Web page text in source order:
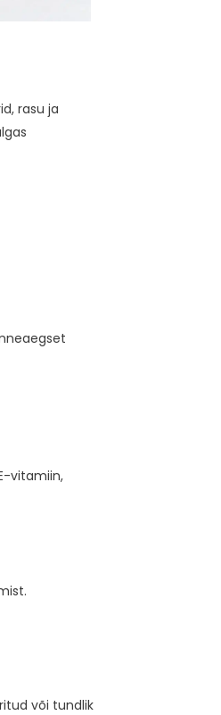
rasu ja
vitamiin,
või tundlik